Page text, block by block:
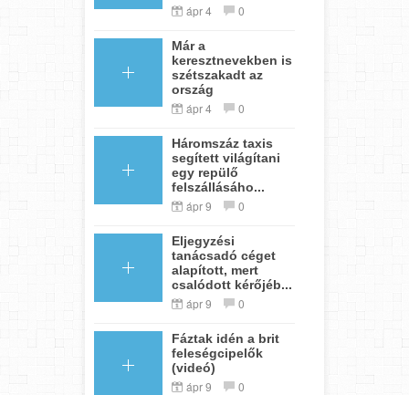
ápr 4 0
Már a
keresztnevekben is
szétszakadt az
ország
ápr 4 0
Háromszáz taxis
segített világítani
egy repülő
felszállásáho...
ápr 9 0
Eljegyzési
tanácsadó céget
alapított, mert
csalódott kérőjéb...
ápr 9 0
Fáztak idén a brit
feleségcipelők
(videó)
ápr 9 0